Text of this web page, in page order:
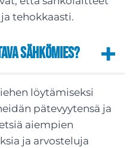
tehokkaasti.
sähkömies?
löytämiseksi
pätevyytensä ja
aiempien
ja arvosteluja